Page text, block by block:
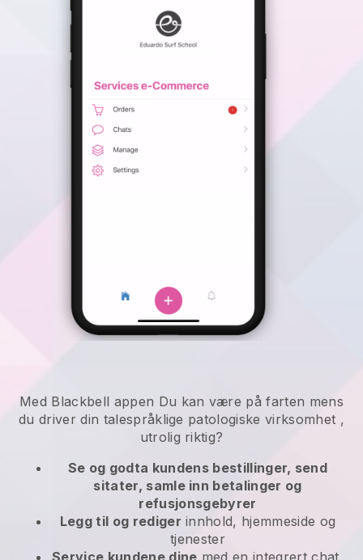
Med Blackbell appen Du kan være på farten mens
du driver din talespråklige patologiske virksomhet ,
utrolig riktig?
Se og godta kundens bestillinger, send
sitater, samle inn betalinger og
refusjonsgebyrer
Legg til og rediger innhold, hjemmeside og
tjenester